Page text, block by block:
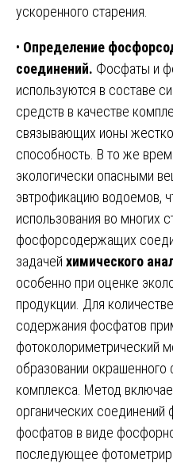
ускоренного старения.
• Определение
соединений. Фосфаты и
используются в составе
средств в качестве
связывающих ионы
способность. В то же
экологически опасными
эвтрофикацию водоемов,
использования во многих
фосфорсодержащих
задачей химического
особенно при оценке
продукции. Для
содержания фосфатов
фотоколориметрический
образовании
комплекса. Метод
органических
фосфатов в виде
последующее